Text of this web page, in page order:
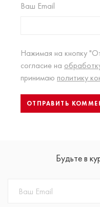
Ваш Email
Нажимая на кнопку
согласие на
принимаю политику
Будьте в